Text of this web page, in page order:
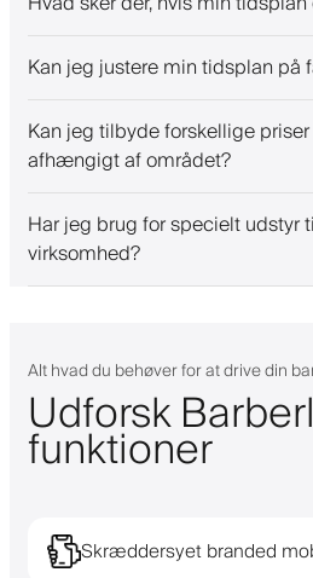
Kan jeg justere min tidsplan på
Kan jeg tilbyde forskellige
afhængigt af området?
Har jeg brug for specielt udstyr
virksomhed?
Alt hvad du behøver for at drive din
Udforsk
funktioner
Skræddersyet branded